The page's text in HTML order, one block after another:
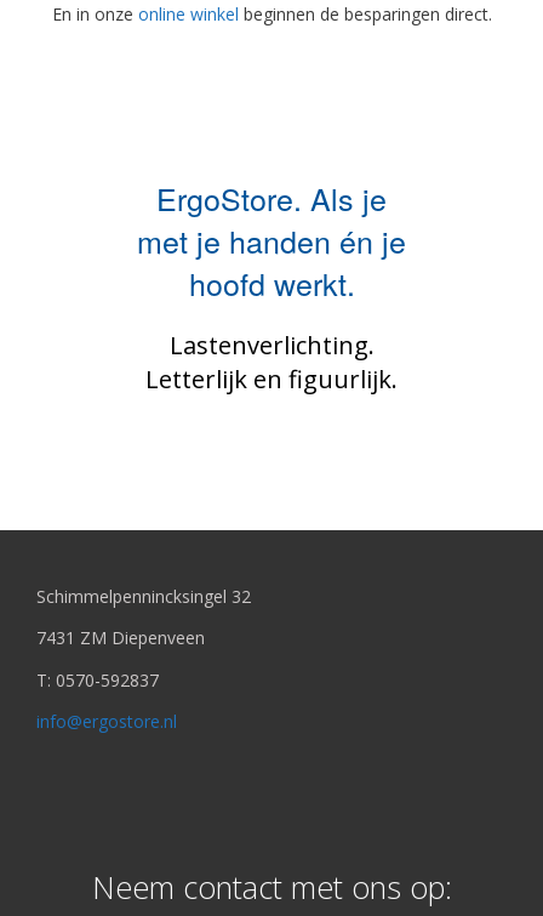
En in onze online winkel beginnen de besparingen direct.
ErgoStore. Als je
met je handen én je
hoofd werkt.
Lastenverlichting.
Letterlijk en figuurlijk.
Schimmelpennincksingel 32
7431 ZM Diepenveen
T: 0570-592837
info@ergostore.nl
Neem contact met ons op: